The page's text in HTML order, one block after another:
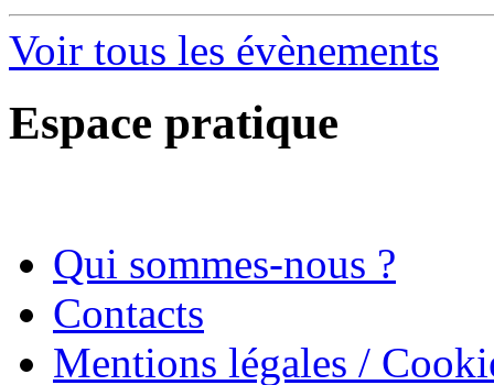
Voir tous les évènements
Espace pratique
Qui sommes-nous ?
Contacts
Mentions légales /